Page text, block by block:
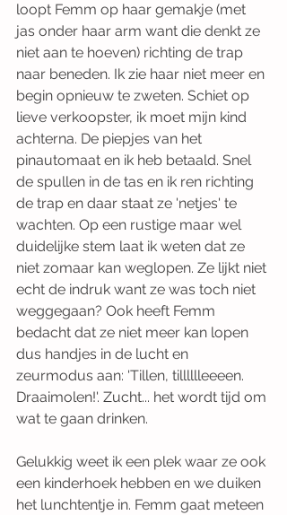
loopt Femm op haar gemakje (met
jas onder haar arm want die denkt ze
niet aan te hoeven) richting de trap
naar beneden. Ik zie haar niet meer en
begin opnieuw te zweten. Schiet op
lieve verkoopster, ik moet mijn kind
achterna. De piepjes van het
pinautomaat en ik heb betaald. Snel
de spullen in de tas en ik ren richting
de trap en daar staat ze 'netjes' te
wachten. Op een rustige maar wel
duidelijke stem laat ik weten dat ze
niet zomaar kan weglopen. Ze lijkt niet
echt de indruk want ze was toch niet
weggegaan? Ook heeft Femm
bedacht dat ze niet meer kan lopen
dus handjes in de lucht en
zeurmodus aan: 'Tillen, tilllllleeeen.
Draaimolen!'. Zucht... het wordt tijd om
wat te gaan drinken.
Gelukkig weet ik een plek waar ze ook
een kinderhoek hebben en we duiken
het lunchtentje in. Femm gaat meteen